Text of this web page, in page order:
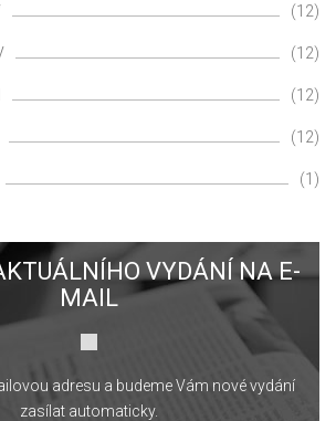
(12)
(12)
(12)
(12)
(1)
VYDÁNÍ NA E-
MAIL
adresu a budeme Vám nové vydání
zasílat automaticky.